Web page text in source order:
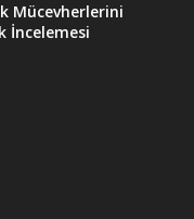
Mücevherlerini
İncelemesi